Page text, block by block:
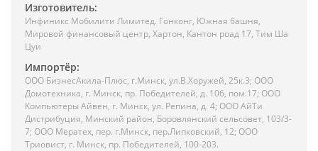
Изготовитель:
Инфиникс Мобилити Лимитед. Гонконг, Южная башня,
Мировой финансовый центр, Хартон, Кантон роад 17, Тим Ша
Цуи
Импортёр:
ООО БизнесАкила-Плюc, г.Минск, ул.В.Хоружей, 25к.3; ООО
Домотехника, г. Минск, пр. Победителей, д. 106, пом.17; ООО
Компьютеры Айвен, г. Минск, ул. Репина, д. 4; ООО АйТи
Дистрибуция, Минский район, Боровлянский сельсовет, 103/3-
7; ООО Мератех, пер. г.Минск, пер.Липковский, 12; ООО
Триовист, г. Минск, пр. Победителей, 100-203.